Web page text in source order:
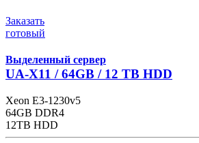
Заказать
готовый
Выделенный сервер
UA-X11 / 64GB / 12 TB HDD
Xeon E3-1230v5
64GB DDR4
12TB HDD